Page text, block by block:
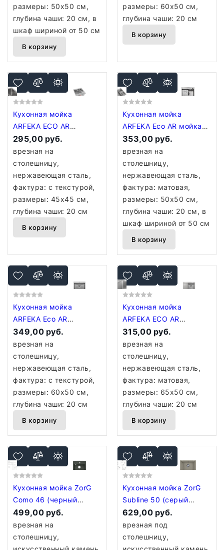
размеры: 50x50 см,
глубина чаши: 20 см, в
шкаф шириной от 50 см
В корзину
размеры: 60x50 см,
глубина чаши: 20 см
В корзину
Кухонная мойка
ARFEKA ECO AR
450*450 SATIN DECOR
(настольная)
295,00 руб.
врезная на
столешницу,
нержавеющая сталь,
фактура: с текстурой,
размеры: 45x45 см,
глубина чаши: 20 см
В корзину
Кухонная мойка
ARFEKA Eco AR мойка
500*500, коландер G,
дозатор Satin
353,00 руб.
врезная на
столешницу,
нержавеющая сталь,
фактура: матовая,
размеры: 50x50 см,
глубина чаши: 20 см, в
шкаф шириной от 50 см
В корзину
Кухонная мойка
ARFEKA Eco AR
600*500 Satin Decor
Volcanic Rock
349,00 руб.
врезная на
столешницу,
нержавеющая сталь,
фактура: с текстурой,
размеры: 60x50 см,
глубина чаши: 20 см
В корзину
Кухонная мойка
ARFEKA ECO AR
650*500 R SATIN
315,00 руб.
врезная на
столешницу,
нержавеющая сталь,
фактура: матовая,
размеры: 65x50 см,
глубина чаши: 20 см
В корзину
Кухонная мойка ZorG
Como 46 (черный
оникс)
499,00 руб.
врезная на
столешницу,
Кухонная мойка ZorG
Subline 50 (серый
жемчуг)
629,00 руб.
врезная под
столешницу,